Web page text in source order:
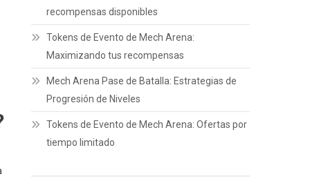
recompensas disponibles
Tokens de Evento de Mech Arena:
Maximizando tus recompensas
Mech Arena Pase de Batalla: Estrategias de
Progresión de Niveles
Tokens de Evento de Mech Arena: Ofertas por
tiempo limitado